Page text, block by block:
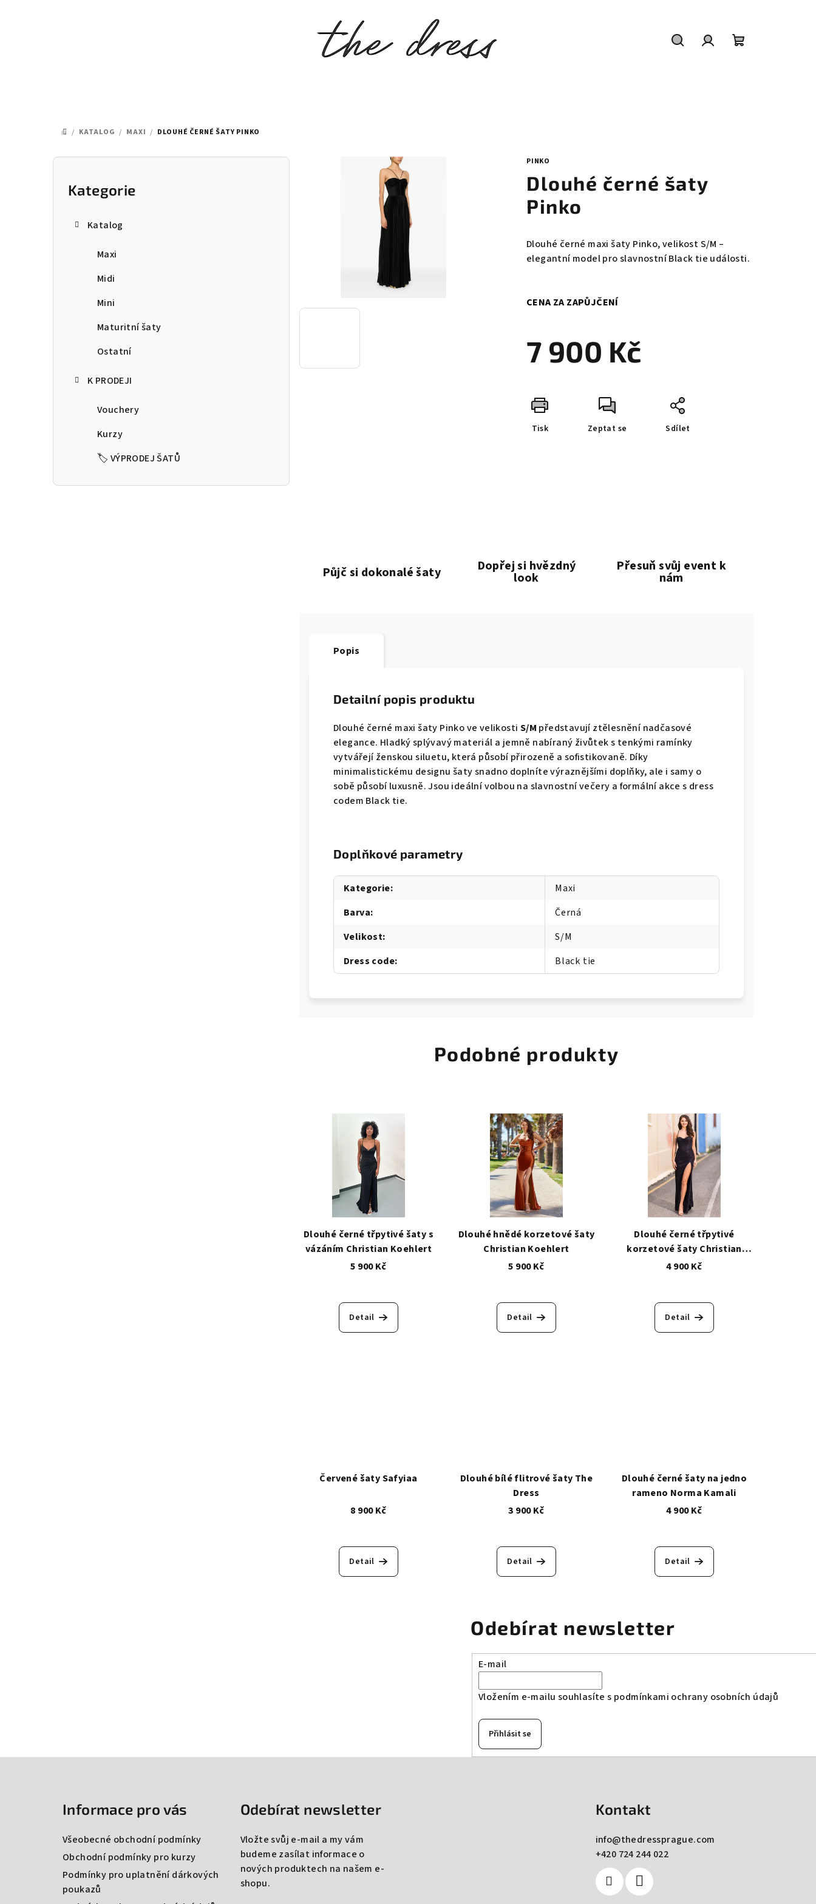
DOMŮ
/ KATALOG / MAXI / DLOUHÉ ČERNÉ ŠATY PINKO
P
Přeskočit
kategorie
Kategorie
Katalog
Maxi
Midi
Mini
Maturitní šaty
Ostatní
K PRODEJI
Vouchery
Kurzy
🏷️ VÝPRODEJ ŠATŮ
PINKO
Dlouhé černé šaty
Pinko
Dlouhé černé maxi šaty Pinko, velikost S/M –
elegantní model pro slavnostní Black tie události.
7 900 Kč
CENA ZA ZAPŮJČENÍ
Tisk Zeptat se Sdílet
Půjč si dokonalé šaty Dopřej si hvězdný
look
Přesuň svůj event k
nám
Popis
Detailní popis produktu
Dlouhé černé maxi šaty Pinko ve velikosti S/M představují ztělesnění nadčasové
elegance. Hladký splývavý materiál a jemně nabíraný živůtek s tenkými ramínky
vytvářejí ženskou siluetu, která působí přirozeně a sofistikovaně. Díky
minimalistickému designu šaty snadno doplníte výraznějšími doplňky, ale i samy o
sobě působí luxusně. Jsou ideální volbou na slavnostní večery a formální akce s dress
codem Black tie.
Doplňkové parametry
Kategorie:
Maxi
Barva:
Černá
Velikost:
S/M
Dress code: Black tie
Podobné produkty
Dlouhé černé třpytivé šaty s
vázáním Christian Koehlert
5 900 Kč
Detail
Dlouhé hnědé korzetové šaty
Christian Koehlert
5 900 Kč
Detail
Dlouhé černé třpytivé
korzetové šaty Christian
Koehlert
4 900 Kč
Detail
Červené šaty Safyiaa
8 900 Kč
Detail
Dlouhé bílé flitrové šaty The
Dress
3 900 Kč
Detail
Dlouhé černé šaty na jedno
rameno Norma Kamali
4 900 Kč
Detail
Odebírat newsletter
E-mail
Vložením e-mailu souhlasíte s podmínkami ochrany osobních údajů
Přihlásit se
Informace pro vás
Všeobecné obchodní podmínky
Obchodní podmínky pro kurzy
Podmínky pro uplatnění dárkových
poukazů
Odebírat newsletter
Vložte svůj e-mail a my vám
budeme zasílat informace o
nových produktech na našem e-
shopu.
Kontakt
info@thedressprague.com
+420 724 244 022